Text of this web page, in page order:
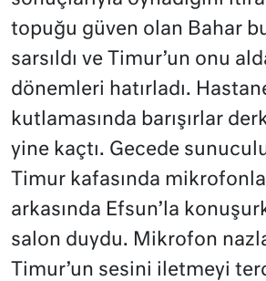
topuğu güven olan Bahar
sarsıldı ve Timur’un onu
dönemleri hatırladı.
kutlamasında barışırlar
yine kaçtı. Gecede
Timur kafasında
arkasında Efsun’la
salon duydu. Mikrofon
Timur’un sesini iletmeyi